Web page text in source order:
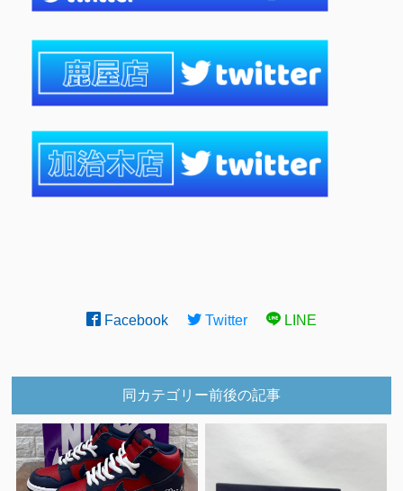
Facebook Twitter LINE
同カテゴリー前後の記事